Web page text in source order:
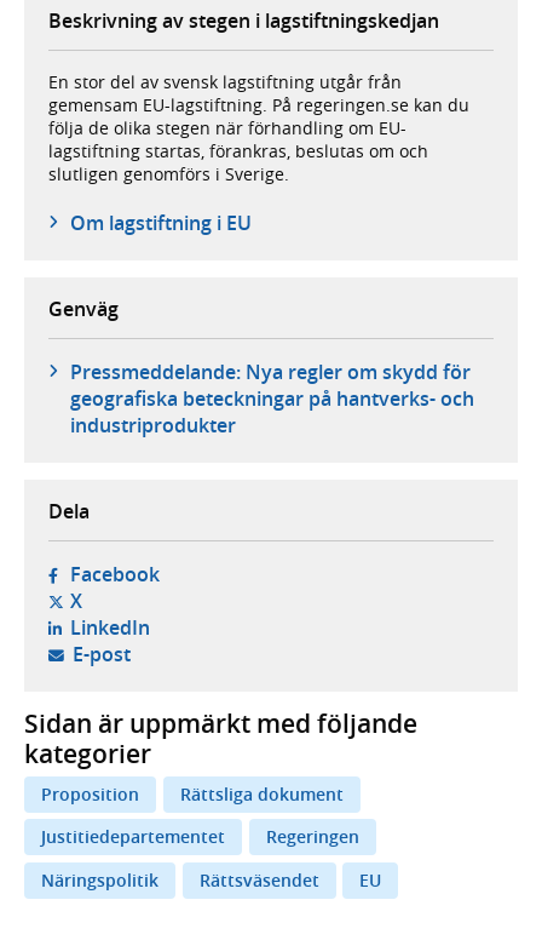
Beskrivning av stegen i lagstiftningskedjan
En stor del av svensk lagstiftning utgår från
gemensam EU-lagstiftning. På regeringen.se kan du
följa de olika stegen när förhandling om EU-
lagstiftning startas, förankras, beslutas om och
slutligen genomförs i Sverige.
Om lagstiftning i EU
Genväg
Pressmeddelande: Nya regler om skydd för
geografiska beteckningar på hantverks- och
industriprodukter
Dela
Facebook- öppnas i ny flik, extern webbplats,
X- öppnas i ny flik, extern webbplats,
LinkedIn- öppnas i ny flik, extern webbplats,
E-post- öppnar din e-postklient,
Sidan är uppmärkt med följande
kategorier
Proposition
Rättsliga dokument
Justitiedepartementet
Regeringen
Näringspolitik
Rättsväsendet EU